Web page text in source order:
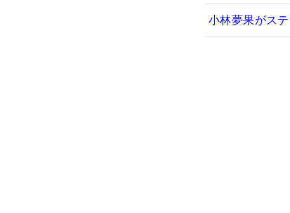
小林夢果がス